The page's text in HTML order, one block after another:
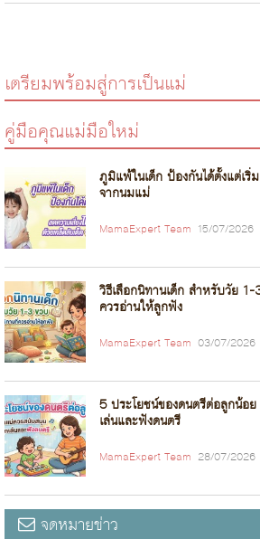
เตรียมพร้อมสู่การเป็นแม่
คู่มือคุณแม่มือใหม่
ภูมิแพ้ในเด็ก ป้องกันได้ตั้งแต่เริ่
จากนมแม่
MamaExpert Team 15/07/2026
วิธีเลือกนิทานเด็ก สำหรับวัย
ควรอ่านให้ลูกฟัง
MamaExpert Team 03/07/2026
5 ประโยชน์ของดนตรีต่อลูกน้
เล่นและฟังดนตรี
MamaExpert Team 28/07/2026
จดหมายข่าว